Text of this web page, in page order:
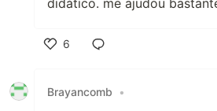
didático. me ajudou
6
Brayancomb
•